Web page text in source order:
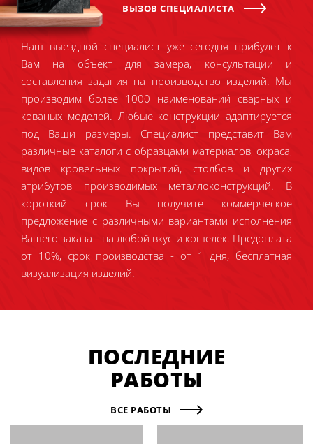
ВЫЗОВ СПЕЦИАЛИСТА
Наш выездной специалист уже сегодня прибудет к
Вам на объект для замера, консультации и
составления задания на производство изделий. Мы
производим более 1000 наименований сварных и
кованых моделей. Любые конструкции адаптируется
под Ваши размеры. Специалист представит Вам
различные каталоги с образцами материалов, окраса,
видов кровельных покрытий, столбов и других
атрибутов производимых металлоконструкций. В
короткий срок Вы получите коммерческое
предложение с различными вариантами исполнения
Вашего заказа - на любой вкус и кошелёк. Предоплата
от 10%, срок производства - от 1 дня, бесплатная
визуализация изделий.
ПОСЛЕДНИЕ
РАБОТЫ
ВСЕ РАБОТЫ